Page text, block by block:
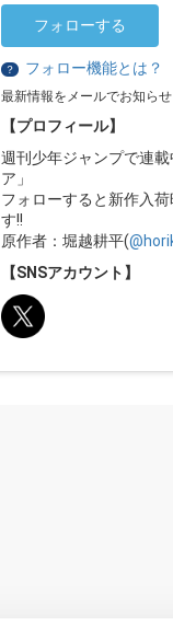
フォローする
？ フォロー機能とは？
最新情報をメールでお知らせ
【プロフィール】
週刊少年ジャンプで連
ア」
フォローすると新作入
す!!
原作者：堀越耕平(
【SNSアカウント】